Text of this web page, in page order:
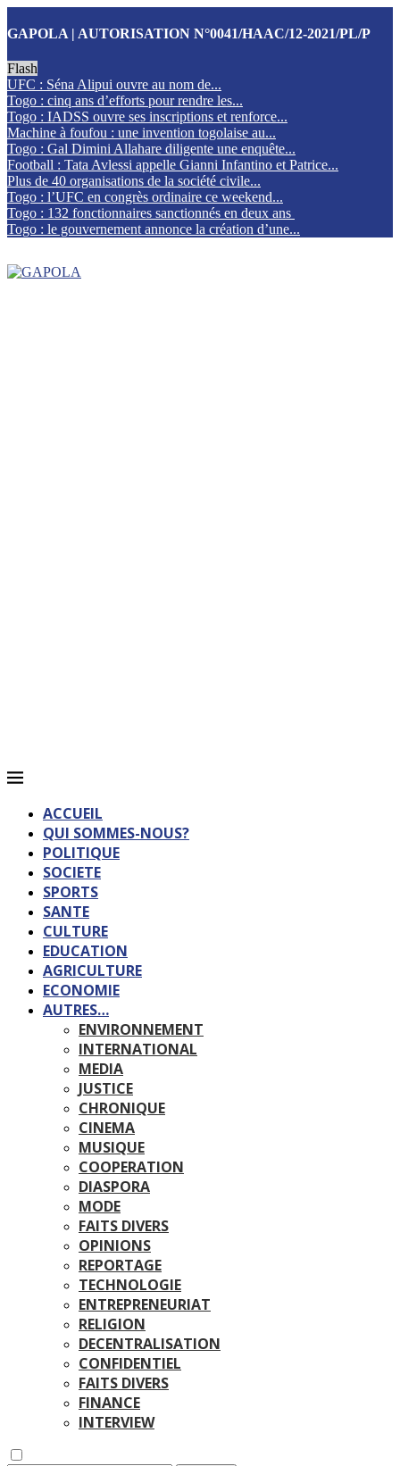
GAPOLA | AUTORISATION N°0041/HAAC/12-2021/PL/P
Flash
UFC : Séna Alipui ouvre au nom de...
Togo : cinq ans d’efforts pour rendre les...
Togo : IADSS ouvre ses inscriptions et renforce...
Machine à foufou : une invention togolaise au...
Togo : Gal Dimini Allahare diligente une enquête...
Football : Tata Avlessi appelle Gianni Infantino et Patrice...
Plus de 40 organisations de la société civile...
Togo : l’UFC en congrès ordinaire ce weekend...
Togo : 132 fonctionnaires sanctionnés en deux ans
Togo : le gouvernement annonce la création d’une...
ACCUEIL
QUI SOMMES-NOUS?
POLITIQUE
SOCIETE
SPORTS
SANTE
CULTURE
EDUCATION
AGRICULTURE
ECONOMIE
AUTRES…
ENVIRONNEMENT
INTERNATIONAL
MEDIA
JUSTICE
CHRONIQUE
CINEMA
MUSIQUE
COOPERATION
DIASPORA
MODE
FAITS DIVERS
OPINIONS
REPORTAGE
TECHNOLOGIE
ENTREPRENEURIAT
RELIGION
DECENTRALISATION
CONFIDENTIEL
FAITS DIVERS
FINANCE
INTERVIEW